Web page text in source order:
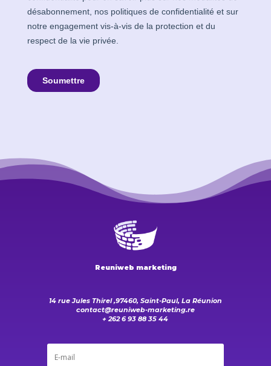
Reuniweb marketing
14 rue Jules Thirel ,97460, Saint-Paul, La Réunion
contact@reuniweb-marketing.re
+ 262 6 93 88 35 44